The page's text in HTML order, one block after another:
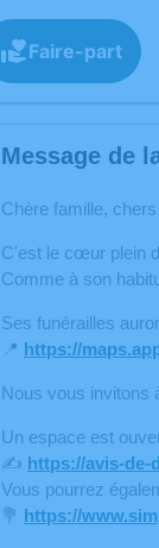
Faire-part
Message de
Chère famille,
C'est le cœur plein
Comme à son
Ses funérailles
📍 https://
Nous vous invitons
Un espace est
✍️ https://avis-de-
Vous pourrez
💐 https://